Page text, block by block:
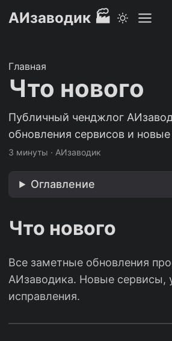
АИзаводик 🏭
Главная
Что нового
Публичный ченджлог
обновления сервисов и
3 минуты · АИзаводик
Оглавление
Что нового
Все заметные обновления
АИзаводика. Новые сервисы,
исправления.